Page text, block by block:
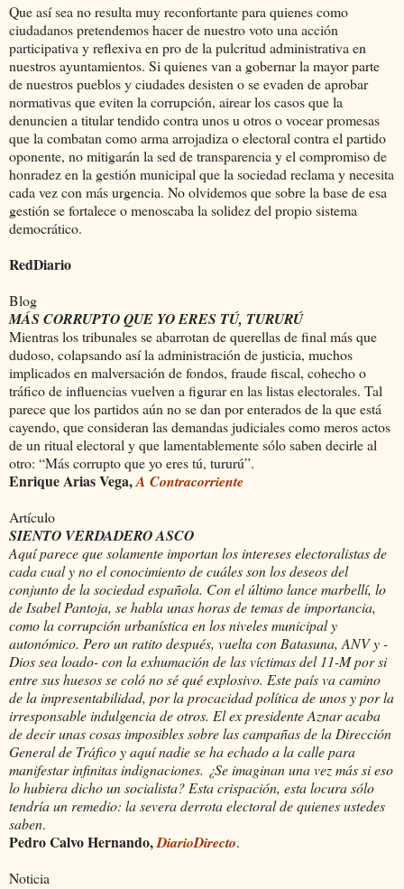
Que así sea no resulta muy reconfortante para quienes como
ciudadanos pretendemos hacer de nuestro voto una acción
participativa y reflexiva en pro de la pulcritud administrativa en
nuestros ayuntamientos. Si quienes van a gobernar la mayor parte
de nuestros pueblos y ciudades desisten o se evaden de aprobar
normativas que eviten la corrupción, airear los casos que la
denuncien a titular tendido contra unos u otros o vocear promesas
que la combatan como arma arrojadiza o electoral contra el partido
oponente, no mitigarán la sed de transparencia y el compromiso de
honradez en la gestión municipal que la sociedad reclama y necesita
cada vez con más urgencia. No olvidemos que sobre la base de esa
gestión se fortalece o menoscaba la solidez del propio sistema
democrático.
RedDiario
Blog
MÁS CORRUPTO QUE YO ERES TÚ, TURURÚ
Mientras los tribunales se abarrotan de querellas de final más que
dudoso, colapsando así la administración de justicia, muchos
implicados en malversación de fondos, fraude fiscal, cohecho o
tráfico de influencias vuelven a figurar en las listas electorales. Tal
parece que los partidos aún no se dan por enterados de la que está
cayendo, que consideran las demandas judiciales como meros actos
de un ritual electoral y que lamentablemente sólo saben decirle al
otro: “Más corrupto que yo eres tú, tururú”.
Enrique Arias Vega,A Contracorriente
Artículo
SIENTO VERDADERO ASCO
Aquí parece que solamente importan los intereses electoralistas de
cada cual y no el conocimiento de cuáles son los deseos del
conjunto de la sociedad española. Con el último lance marbellí, lo
de Isabel Pantoja, se habla unas horas de temas de importancia,
como la corrupción urbanística en los niveles municipal y
autonómico. Pero un ratito después, vuelta con Batasuna, ANV y -
Dios sea loado- con la exhumación de las víctimas del 11-M por si
entre sus huesos se coló no sé qué explosivo. Este país va camino
de la impresentabilidad, por la procacidad política de unos y por la
irresponsable indulgencia de otros. El ex presidente Aznar acaba
de decir unas cosas imposibles sobre las campañas de la Dirección
General de Tráfico y aquí nadie se ha echado a la calle para
manifestar infinitas indignaciones. ¿Se imaginan una vez más si eso
lo hubiera dicho un socialista? Esta crispación, esta locura sólo
tendría un remedio: la severa derrota electoral de quienes ustedes
saben.
Pedro Calvo Hernando,DiarioDirecto.
Noticia